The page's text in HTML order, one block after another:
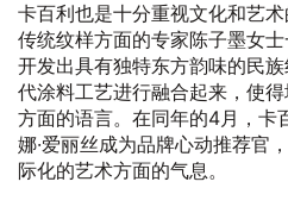
卡百利也是十分重视文化和艺
传统纹样方面的专家陈子墨女
开发出具有独特东方韵味的民
代涂料工艺进行融合起来，使
方面的语言。在同年的4月，卡
娜·爱丽丝成为品牌心动推荐官
际化的艺术方面的气息。